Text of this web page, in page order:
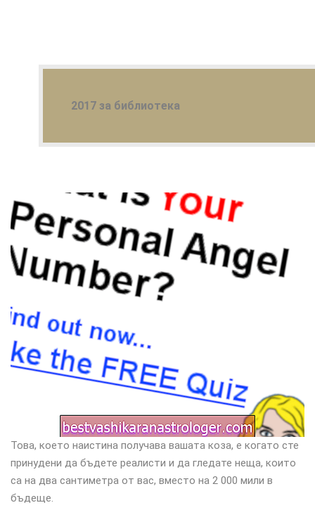
2017 за библиотека
Това, което наистина получава вашата коза, е когато сте
принудени да бъдете реалисти и да гледате неща, които
са на два сантиметра от вас, вместо на 2 000 мили в
бъдеще.